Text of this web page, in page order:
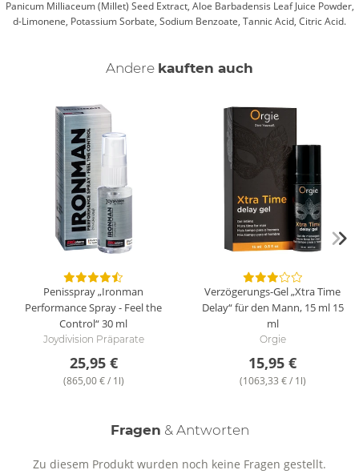
Panicum Milliaceum (Millet) Seed Extract, Aloe Barbadensis Leaf Juice Powder,
d-Limonene, Potassium Sorbate, Sodium Benzoate, Tannic Acid, Citric Acid.
Andere kauften auch
Penisspray „Ironman
Performance Spray - Feel the
Control“30 ml
Joydivision Präparate
25,95 €
(865,00 € / 1l)
Verzögerungs-Gel „Xtra Time
Delay“ für den Mann, 15 ml 15
ml
Orgie
15,95 €
(1063,33 € / 1l)
Fragen & Antworten
Zu diesem Produkt wurden noch keine Fragen gestellt.